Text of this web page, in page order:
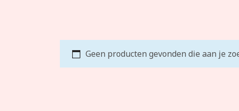
Geen producten gevonden die aan je